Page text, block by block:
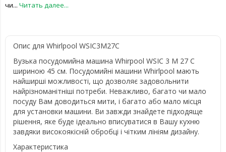
чи... Читать далее...
Опис для Whirlpool WSIC3M27C
Вузька посудомийна машина Whirpool WSIC 3 M 27 C
шириною 45 см. Посудомийні машини Whirlpool мають
найширші можливості, що дозволяє задовольнити
найрізноманітніші потреби. Неважливо, багато чи мало
посуду Вам доводиться мити, і багато або мало місця
для установки машини. Ви завжди знайдете підходяще
рішення, яке буде ідеально вписуватися в Вашу кухню
завдяки високоякісній обробці і чітким лініям дизайну.
Характеристика